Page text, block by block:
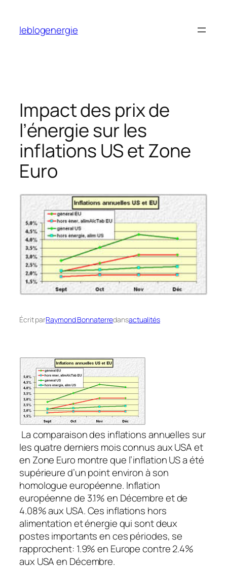
contenu
leblogenergie
Impact des prix de
l’énergie sur les
inflations US et Zone
Euro
Écrit parRaymond Bonnaterredansactualités
La comparaison des inflations annuelles sur
les quatre derniers mois connus aux USA et
en Zone Euro montre que l’inflation US a été
supérieure d’un point environ à son
homologue européenne. Inflation
européenne de 3.1% en Décembre et de
4.08% aux USA. Ces inflations hors
alimentation et énergie qui sont deux
postes importants en ces périodes, se
rapprochent: 1.9% en Europe contre 2.4%
aux USA en Décembre.